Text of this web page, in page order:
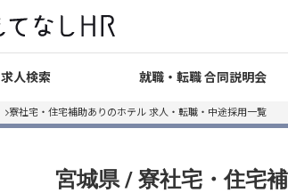
求人検索 就職・転職 合同説明会
寮社宅・住宅補助ありのホテル 求人・転職・中途採用一覧
宮城県 / 寮社宅・住宅